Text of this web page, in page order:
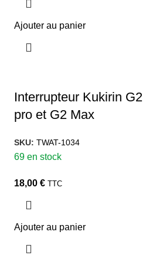
Ajouter au panier
Interrupteur Kukirin G2
pro et G2 Max
SKU: TWAT-1034
69 en stock
18,00 € TTC
Ajouter au panier